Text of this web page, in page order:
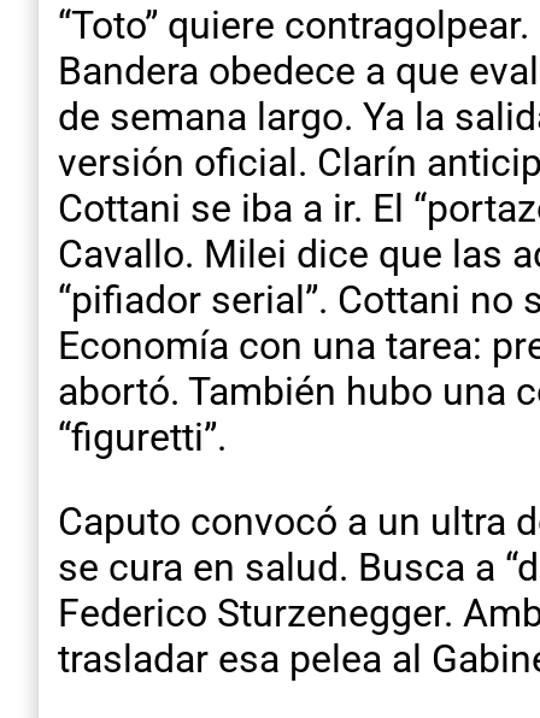
“Toto” quiere
Bandera obedece a que
de semana largo. Ya la
versión oficial. Clarín
Cottani se iba a ir. El
Cavallo. Milei dice que las
“pifiador serial”. Cottani no
Economía con una tarea:
abortó. También hubo una
“figuretti”.
Caputo convocó a un ultra
se cura en salud. Busca a
Federico Sturzenegger.
trasladar esa pelea al